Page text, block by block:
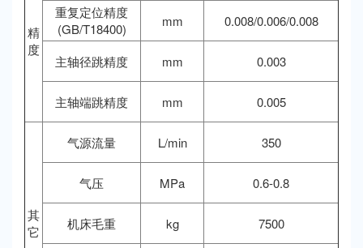
精
度
重复定位精度
(GB/T18400)
mm 0.008/0.006/0.008
主轴径跳精度 mm 0.003
主轴端跳精度 mm 0.005
其
它
气源流量 L/min 350
气压 MPa 0.6-0.8
机床毛重 kg 7500